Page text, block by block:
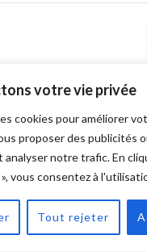
votre vie privée
cookies pour améliorer
proposer des publicités
analyser notre trafic. En
vous consentez à
Tout rejeter
Cyril Hanouna
commentaire